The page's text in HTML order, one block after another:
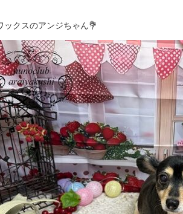
ックスのアンジちゃん💐